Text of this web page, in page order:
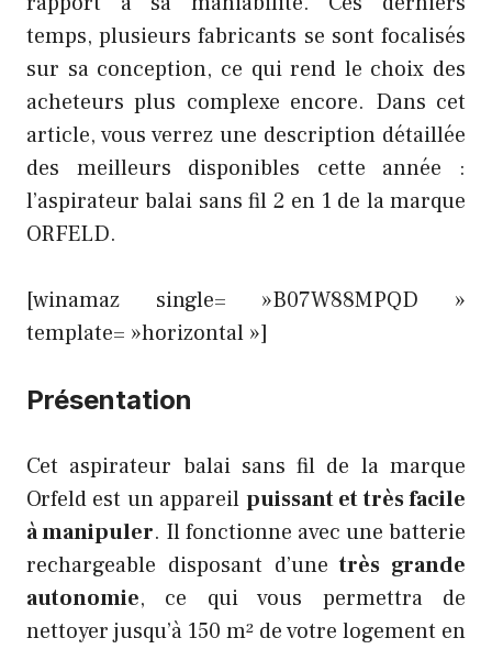
temps, plusieurs fabricants se sont focalisés
sur sa conception, ce qui rend le choix des
acheteurs plus complexe encore. Dans cet
article, vous verrez une description détaillée
des meilleurs disponibles cette année :
l’aspirateur balai sans fil 2 en 1 de la marque
ORFELD.
[winamaz single= »B07W88MPQD »
template= »horizontal »]
Présentation
Cet aspirateur balai sans fil de la marque
Orfeld est un appareil puissant et très facile
à manipuler. Il fonctionne avec une batterie
rechargeable disposant d’unetrès grande
autonomie, ce qui vous permettra de
nettoyer jusqu’à 150 m² de votre logement en